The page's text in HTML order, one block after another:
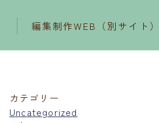
編集制作WEB（別サイト）
カテゴリー
Uncategorized